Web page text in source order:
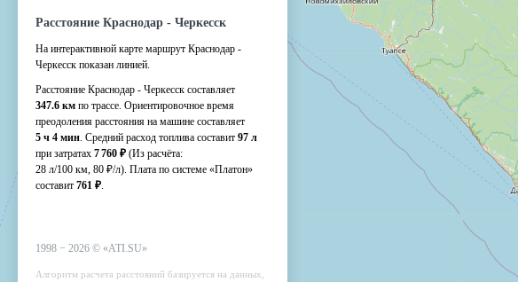
Расстояние Краснодар - Черкесск
На интерактивной карте маршрут Краснодар -
Черкесск показан линией.
Расстояние Краснодар - Черкесск составляет
347.6 км по трассе. Ориентировочное время
преодоления расстояния на машине составляет
5 ч 4 мин. Средний расход топлива составит 97 л
при затратах 7 760 ₽ (Из расчёта:
28 л/100 км, 80 ₽/л). Плата по системе «Платон»
составит 761 ₽.
1998 − 2026 © «ATI.SU»
Алгоритм расчета расстояний базируется на данных,